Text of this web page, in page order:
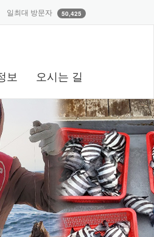
일최대 방문자 50,425
보 오시는 길